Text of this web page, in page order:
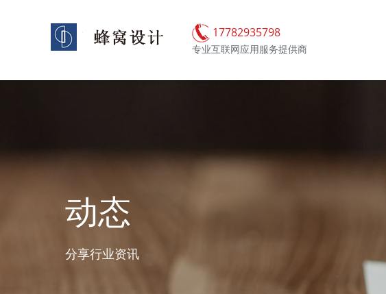
17782935798
专业互联网应用服务提供商
动态
分享行业资讯